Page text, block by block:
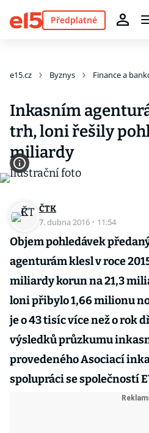
Předplatné
e15.cz Byznys Finance a
Inkasním
trh, loni řešily
miliardy
ČTK
7. dubna 2016 · 11:54
Objem pohledávek
agenturám klesl v roce
miliardy korun na 21,3
loni přibylo 1,66 milionu
je o 43 tisíc více než o rok
výsledků průzkumu
provedeného Asociací
spolupráci se společností